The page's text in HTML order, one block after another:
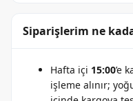
Siparişlerim ne
Hafta içi 15:00’e
işleme alınır;